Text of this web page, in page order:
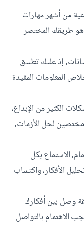
من أشهر مهارات
هو طريقك المختصر
إذ عليك تطبيق
المعلومات المفيدة
الكثير من الإبداع،
لحل الأزمات،
الاستماع بكل
الأفكار، واكتساب
وصل بين أفكارك
الاهتمام بالتواصل